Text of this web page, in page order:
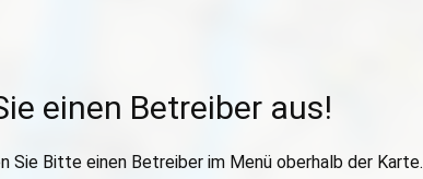
einen Betreiber aus!
Sie Bitte einen Betreiber im Menü oberhalb der Karte.